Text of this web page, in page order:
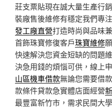
莊支票貼現在誠大量生產行
裝廠售後維修有穩定我們專
發工廠直營打造時尚與品味
首飾珠寶修復客戶珠寶維修
快速解決您資金短缺的問題
決急用錢的煩惱可供，線上
山區機車借款無論您需要借
款條件貸款急實體店面經營
最豐富新竹市，需求民間大